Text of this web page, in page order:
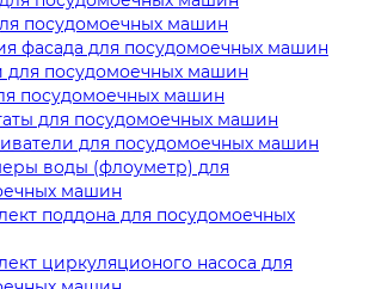
посудомоечных машин
фасада для посудомоечных машин
для посудомоечных машин
посудомоечных машин
для посудомоечных машин
для посудомоечных машин
воды (флоуметр) для
машин
поддона для посудомоечных
циркуляционого насоса для